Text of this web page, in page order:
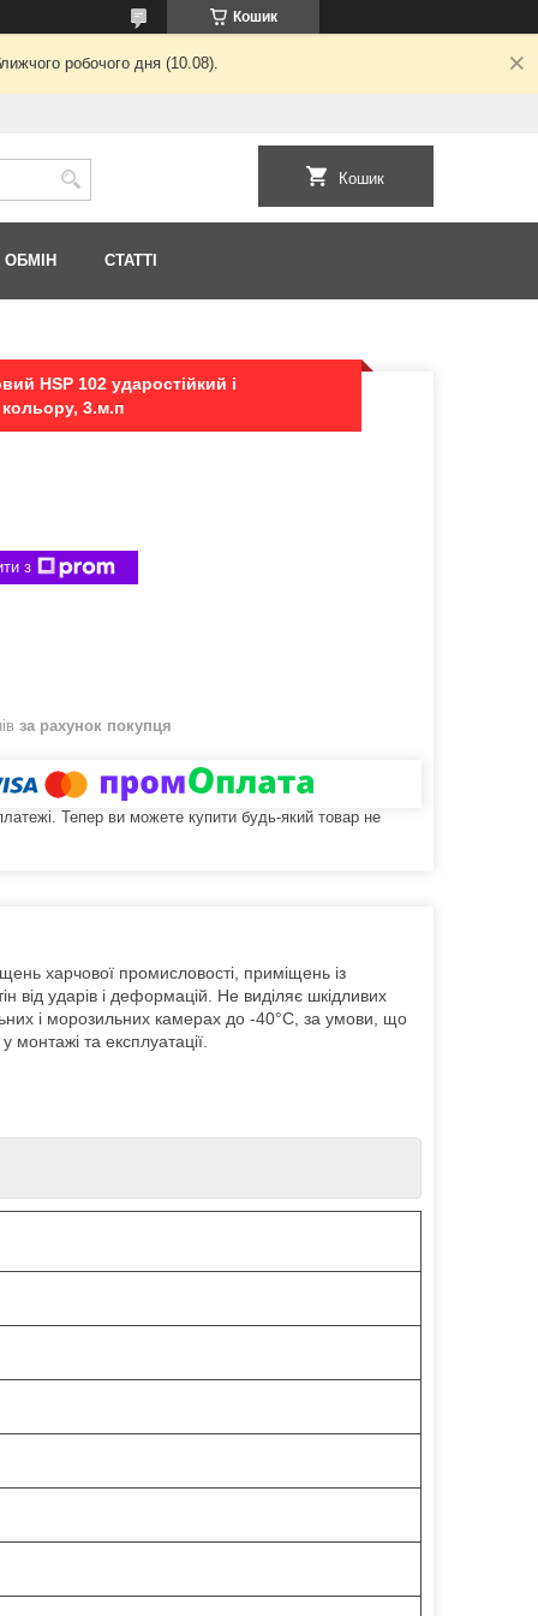
Кошик
робочого дня (10.08).
Кошик
СТАТТІ
HSP 102 ударостійкий і
3.м.п
з
за рахунок покупця
Тепер ви можете купити будь-який товар не
харчової промисловості, приміщень із
від ударів і деформацій. Не виділяє шкідливих
і морозильних камерах до -40°C, за умови, що
та експлуатації.